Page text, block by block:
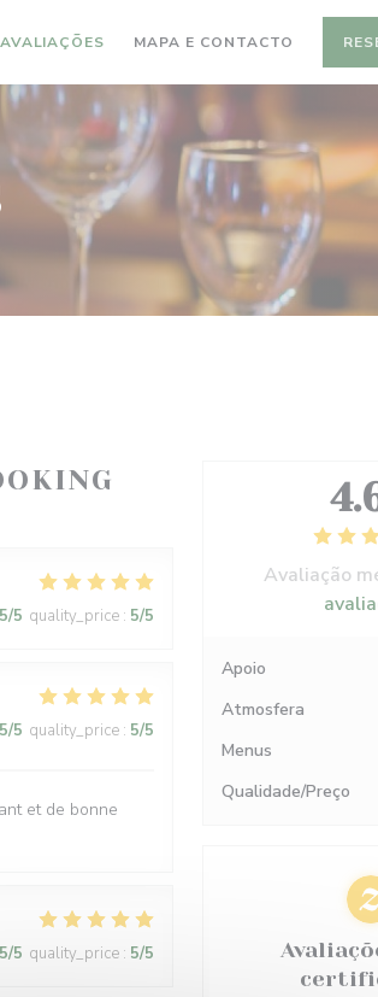
AVALIAÇÕES MAPA E CONTACTO
5/5 quality_price : 5/5
5/5 quality_price : 5/5
et de bonne
5/5 quality_price : 5/5
Avaliação
Apoio
Atmosfera
Menus
Qualidade/Preço